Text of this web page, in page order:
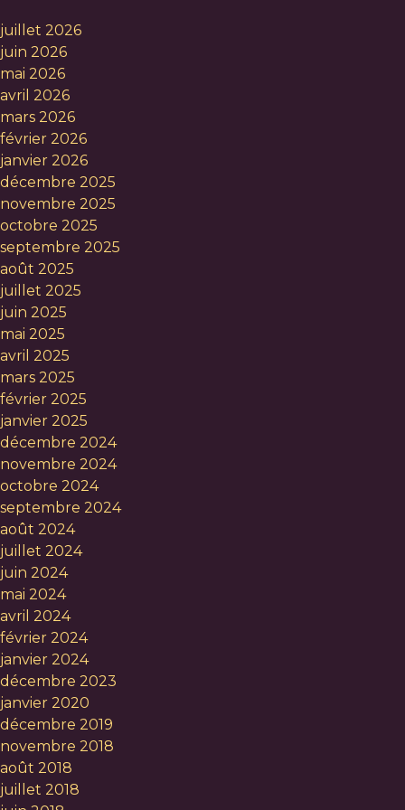
juillet 2026
juin 2026
mai 2026
avril 2026
mars 2026
février 2026
janvier 2026
décembre 2025
novembre 2025
octobre 2025
septembre 2025
août 2025
juillet 2025
juin 2025
mai 2025
avril 2025
mars 2025
février 2025
janvier 2025
décembre 2024
novembre 2024
octobre 2024
septembre 2024
août 2024
juillet 2024
juin 2024
mai 2024
avril 2024
février 2024
janvier 2024
décembre 2023
janvier 2020
décembre 2019
novembre 2018
août 2018
juillet 2018